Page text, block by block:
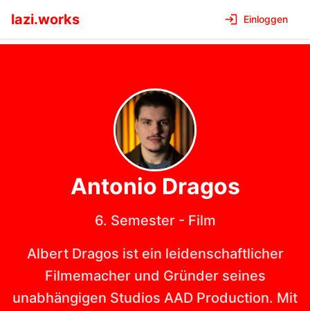
lazi.works Einloggen
Antonio Dragos
6. Semester- Film
Albert Dragos ist ein leidenschaftlicher
Filmemacher und Gründer seines
unabhängigen Studios AAD Production. Mit